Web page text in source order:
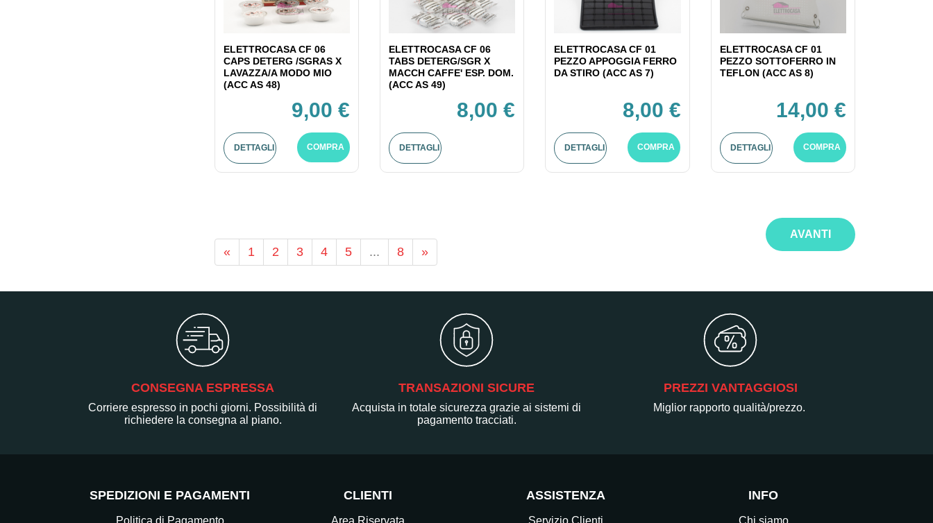
ELETTROCASA CF 06
CAPS DETERG /SGRAS X
LAVAZZA/A MODO MIO
(ACC AS 48)
9,00 €
DETTAGLI COMPRA
ELETTROCASA CF 06
TABS DETERG/SGR X
MACCH CAFFE' ESP. DOM.
(ACC AS 49)
8,00 €
DETTAGLI
ELETTROCASA CF 01
PEZZO APPOGGIA FERRO
DA STIRO (ACC AS 7)
8,00 €
DETTAGLI COMPRA
ELETTROCASA CF 01
PEZZO SOTTOFERRO IN
TEFLON (ACC AS 8)
14,00 €
DETTAGLI COMPRA
« 1 2 3 4 5 ... 8 »
AVANTI
CONSEGNA ESPRESSA
Corriere espresso in pochi giorni. Possibilità di
richiedere la consegna al piano.
TRANSAZIONI SICURE
Acquista in totale sicurezza grazie ai sistemi di
pagamento tracciati.
PREZZI VANTAGGIOSI
Miglior rapporto qualità/prezzo.
SPEDIZIONI E PAGAMENTI
Politica di Pagamento
CLIENTI
Area Riservata
ASSISTENZA
Servizio Clienti
INFO
Chi siamo